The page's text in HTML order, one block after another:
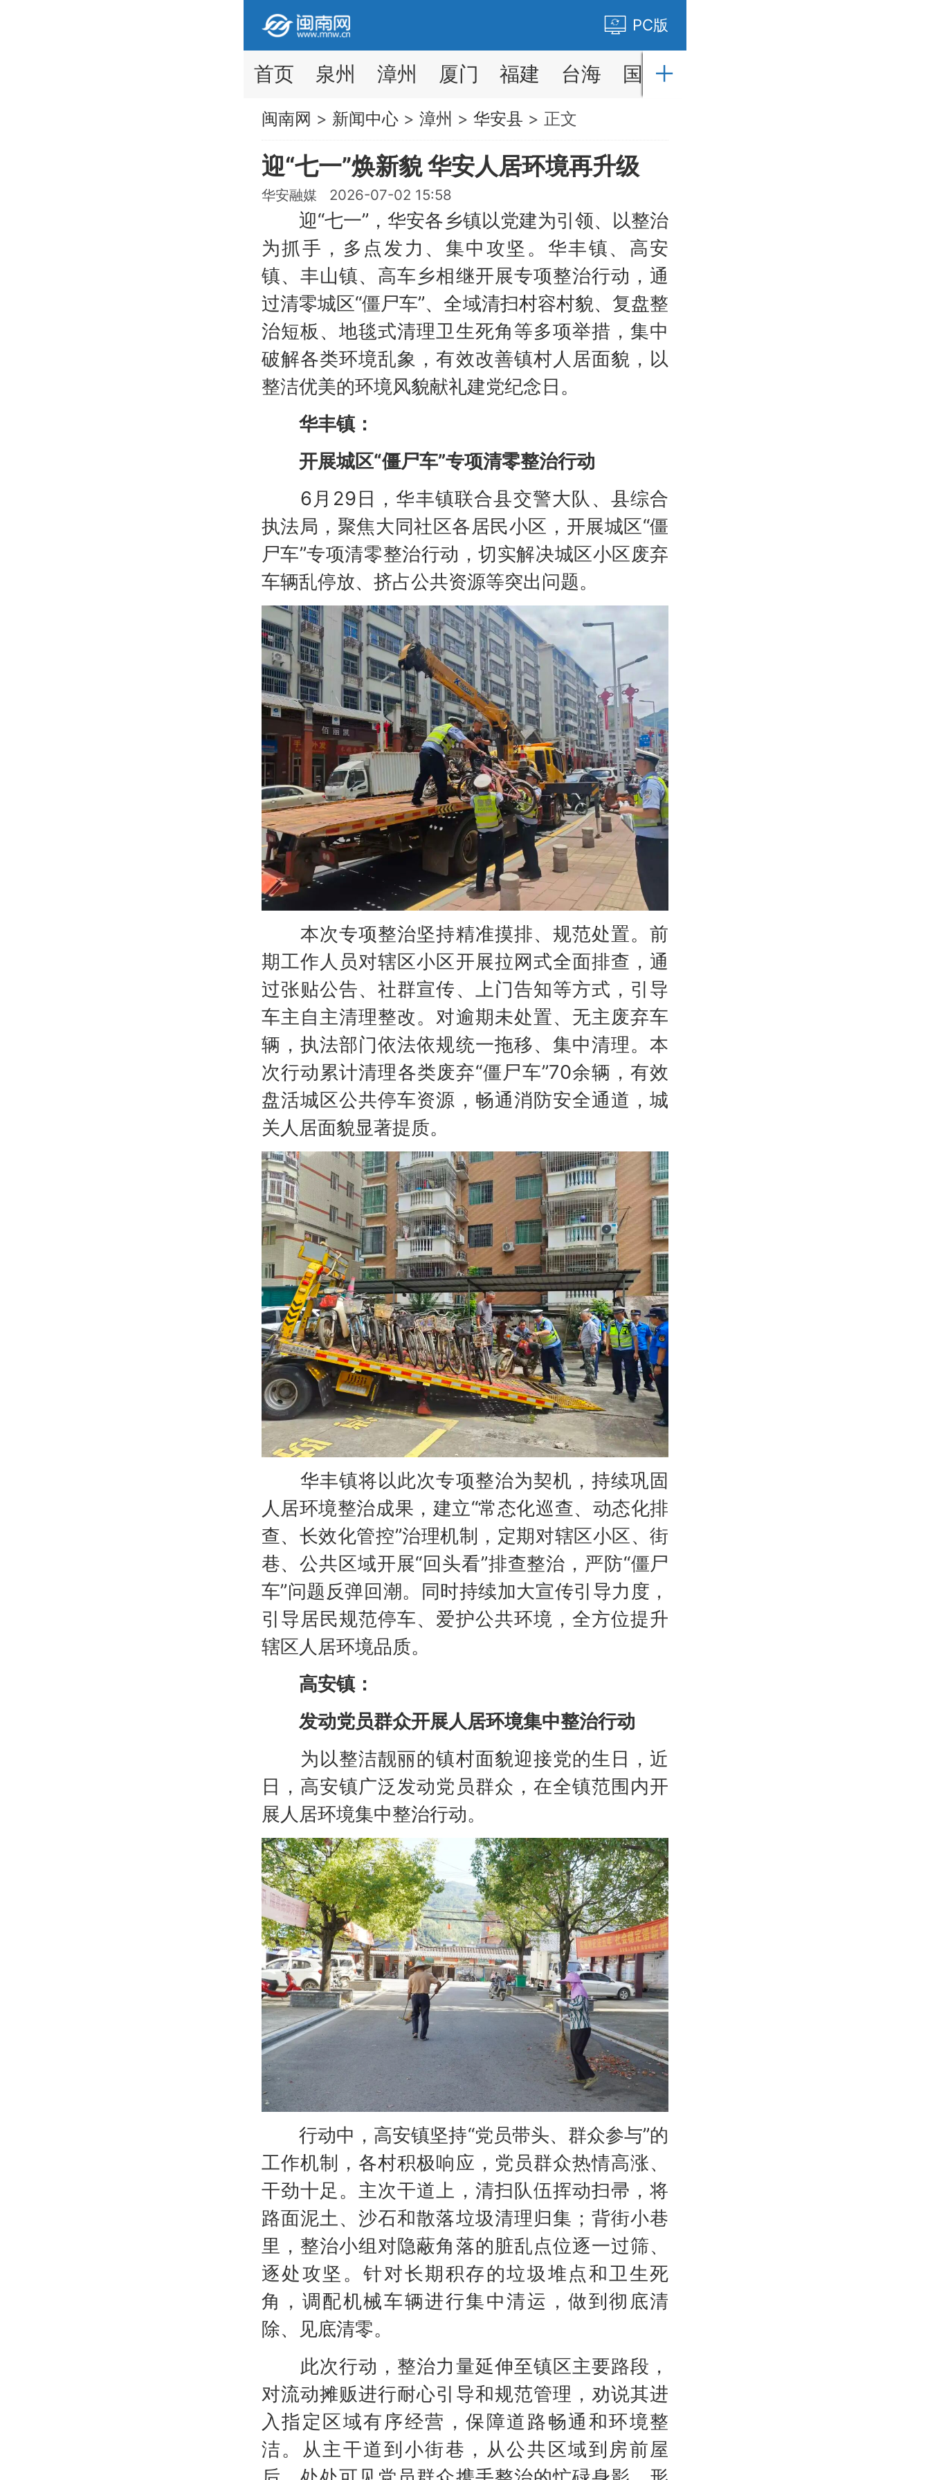
PC版
首页 泉州 漳州 厦门 福建 台海 国内
闽南网 > 新闻中心> 漳州 > 华安县 > 正文
迎“七一”焕新貌 华安人居环境再升级
华安融媒 2026-07-02 15:58
迎“七一”，华安各乡镇以党建为引领、以整治
为抓手，多点发力、集中攻坚。华丰镇、高安
镇、丰山镇、高车乡相继开展专项整治行动，通
过清零城区“僵尸车”、全域清扫村容村貌、复盘整
治短板、地毯式清理卫生死角等多项举措，集中
破解各类环境乱象，有效改善镇村人居面貌，以
整洁优美的环境风貌献礼建党纪念日。
华丰镇：
开展城区“僵尸车”专项清零整治行动
6月29日，华丰镇联合县交警大队、县综合
执法局，聚焦大同社区各居民小区，开展城区“僵
尸车”专项清零整治行动，切实解决城区小区废弃
车辆乱停放、挤占公共资源等突出问题。
本次专项整治坚持精准摸排、规范处置。前
期工作人员对辖区小区开展拉网式全面排查，通
过张贴公告、社群宣传、上门告知等方式，引导
车主自主清理整改。对逾期未处置、无主废弃车
辆，执法部门依法依规统一拖移、集中清理。本
次行动累计清理各类废弃“僵尸车”70余辆，有效
盘活城区公共停车资源，畅通消防安全通道，城
关人居面貌显著提质。
华丰镇将以此次专项整治为契机，持续巩固
人居环境整治成果，建立“常态化巡查、动态化排
查、长效化管控”治理机制，定期对辖区小区、街
巷、公共区域开展“回头看”排查整治，严防“僵尸
车”问题反弹回潮。同时持续加大宣传引导力度，
引导居民规范停车、爱护公共环境，全方位提升
辖区人居环境品质。
高安镇：
发动党员群众开展人居环境集中整治行动
为以整洁靓丽的镇村面貌迎接党的生日，近
日，高安镇广泛发动党员群众，在全镇范围内开
展人居环境集中整治行动。
行动中，高安镇坚持“党员带头、群众参与”的
工作机制，各村积极响应，党员群众热情高涨、
干劲十足。主次干道上，清扫队伍挥动扫帚，将
路面泥土、沙石和散落垃圾清理归集；背街小巷
里，整治小组对隐蔽角落的脏乱点位逐一过筛、
逐处攻坚。针对长期积存的垃圾堆点和卫生死
角，调配机械车辆进行集中清运，做到彻底清
除、见底清零。
此次行动，整治力量延伸至镇区主要路段，
对流动摊贩进行耐心引导和规范管理，劝说其进
入指定区域有序经营，保障道路畅通和环境整
洁。从主干道到小街巷，从公共区域到房前屋